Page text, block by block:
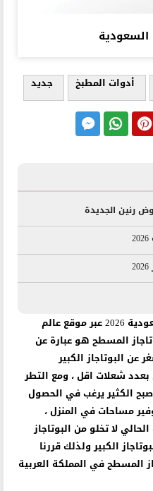
السعودية
أدوات المطبخ جديد
في السعودية 2026 عبر موقع عالم
المسطح هو عبارة عن
البوتاجاز الكبير
بعدد شعلات اقل ، ومع التطر
الكثير يرغب في الحصول
مساحات في المنزل ،
لا تخلو من البوتاجاز
الكبير ولذلك قررنا
المسطح في المملكة العربية